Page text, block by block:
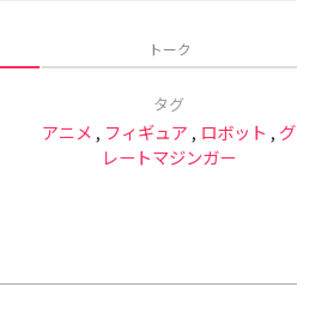
トーク
タグ
アニメ , フィギュア , ロボット , グ
レートマジンガー